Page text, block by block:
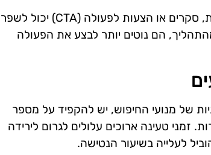
מעבר לכך, עידוד מעורבות המשתמשים דרך שאלות, סקרים או הצעות לפעולה (CTA) יכול לשפר
הם נוטים יותר לבצע את הפעולה
של מנועי החיפוש, יש להקפיד על מספר
זמני טעינה ארוכים עלולים לגרום לירידה
לעלייה בשיעור הנטישה.